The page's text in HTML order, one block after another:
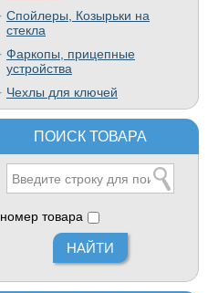
Спойлеры, Козырьки на
стекла
Фаркопы, прицепные
устройства
Чехлы для ключей
ПОИСК ТОВАРА
номер товара